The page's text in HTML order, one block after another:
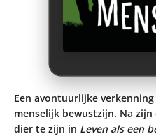
Een avontuurlijke
menselijk bewustzijn. Na
dier te zijn in Leven als een